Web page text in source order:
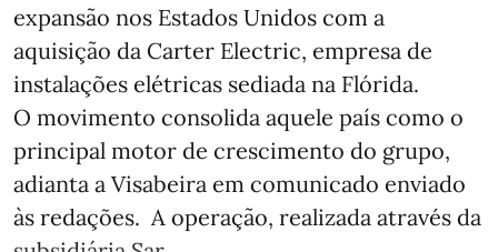
expansão nos Estados Unidos com a
aquisição da Carter Electric, empresa de
instalações elétricas sediada na Flórida.
O movimento consolida aquele país como o
principal motor de crescimento do grupo,
adianta a Visabeira em comunicado enviado
às redações. A operação, realizada através da